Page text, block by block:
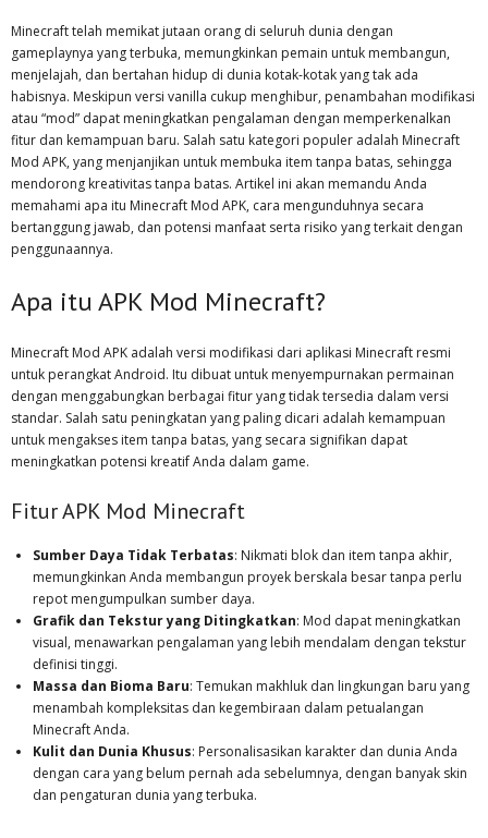
Minecraft telah memikat jutaan orang di seluruh dunia dengan
gameplaynya yang terbuka, memungkinkan pemain untuk membangun,
menjelajah, dan bertahan hidup di dunia kotak-kotak yang tak ada
habisnya. Meskipun versi vanilla cukup menghibur, penambahan modifikasi
atau “mod” dapat meningkatkan pengalaman dengan memperkenalkan
fitur dan kemampuan baru. Salah satu kategori populer adalah Minecraft
Mod APK, yang menjanjikan untuk membuka item tanpa batas, sehingga
mendorong kreativitas tanpa batas. Artikel ini akan memandu Anda
memahami apa itu Minecraft Mod APK, cara mengunduhnya secara
bertanggung jawab, dan potensi manfaat serta risiko yang terkait dengan
penggunaannya.
Apa itu APK Mod Minecraft?
Minecraft Mod APK adalah versi modifikasi dari aplikasi Minecraft resmi
untuk perangkat Android. Itu dibuat untuk menyempurnakan permainan
dengan menggabungkan berbagai fitur yang tidak tersedia dalam versi
standar. Salah satu peningkatan yang paling dicari adalah kemampuan
untuk mengakses item tanpa batas, yang secara signifikan dapat
meningkatkan potensi kreatif Anda dalam game.
Fitur APK Mod Minecraft
Sumber Daya Tidak Terbatas: Nikmati blok dan item tanpa akhir,
memungkinkan Anda membangun proyek berskala besar tanpa perlu
repot mengumpulkan sumber daya.
Grafik dan Tekstur yang Ditingkatkan: Mod dapat meningkatkan
visual, menawarkan pengalaman yang lebih mendalam dengan tekstur
definisi tinggi.
Massa dan Bioma Baru: Temukan makhluk dan lingkungan baru yang
menambah kompleksitas dan kegembiraan dalam petualangan
Minecraft Anda.
Kulit dan Dunia Khusus: Personalisasikan karakter dan dunia Anda
dengan cara yang belum pernah ada sebelumnya, dengan banyak skin
dan pengaturan dunia yang terbuka.